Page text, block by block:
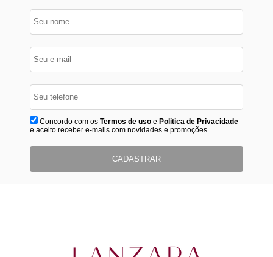
Concordo com os Termos de usoe Politica de Privacidade
e aceito receber e-mails com novidades e promoções.
CADASTRAR